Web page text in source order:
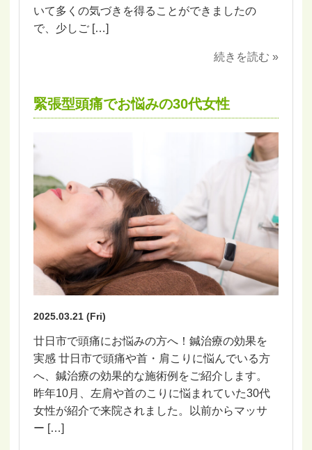
いて多くの気づきを得ることができましたの
で、少しご […]
続きを読む »
緊張型頭痛でお悩みの30代女性
2025.03.21 (Fri)
廿日市で頭痛にお悩みの方へ！鍼治療の効果を
実感 廿日市で頭痛や首・肩こりに悩んでいる方
へ、鍼治療の効果的な施術例をご紹介します。
昨年10月、左肩や首のこりに悩まれていた30代
女性が紹介で来院されました。以前からマッサ
ー […]